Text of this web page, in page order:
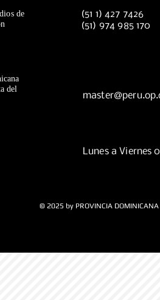
de
(51 1) 427 7426
(51) 974 985 170
del
Lunes a Viernes
© 2025 by PROVINCIA